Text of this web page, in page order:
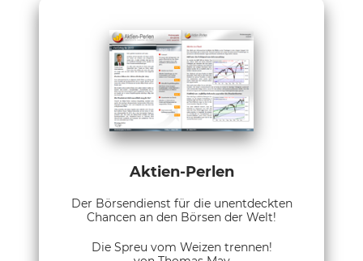
Aktien-Perlen
Der Börsendienst für die unentdeckten
Chancen an den Börsen der Welt!
Die Spreu vom Weizen trennen!